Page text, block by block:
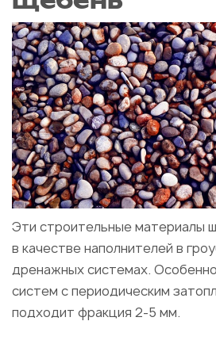
Эти строительные материалы
в качестве наполнителей в
дренажных системах.
систем с периодическим
подходит фракция 2-5 мм.